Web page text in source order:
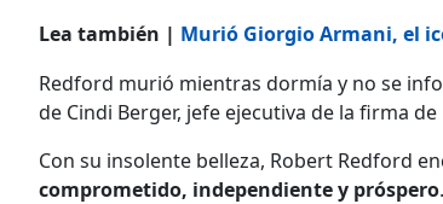
Lea también | Murió Giorgio Armani, el
Redford murió mientras dormía y no se
de Cindi Berger, jefe ejecutiva de la firma
Con su insolente belleza, Robert Redford
comprometido, independiente y próspero.